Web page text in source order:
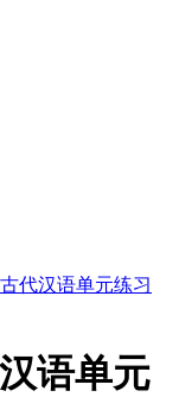
代汉语单元练习
语单元